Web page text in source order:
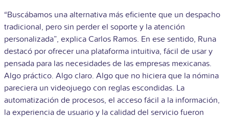
“Buscábamos una alternativa más eficiente que un despacho
tradicional, pero sin perder el soporte y la atención
personalizada”, explica Carlos Ramos. En ese sentido, Runa
destacó por ofrecer una plataforma intuitiva, fácil de usar y
pensada para las necesidades de las empresas mexicanas.
Algo práctico. Algo claro. Algo que no hiciera que la nómina
pareciera un videojuego con reglas escondidas. La
automatización de procesos, el acceso fácil a la información,
la experiencia de usuario y la calidad del servicio fueron